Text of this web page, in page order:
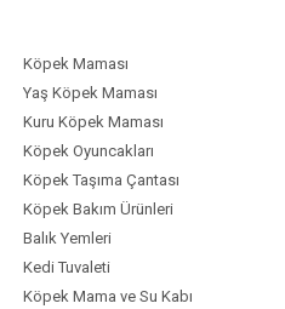
Köpek Maması
Yaş Köpek Maması
Kuru Köpek Maması
Köpek Oyuncakları
Köpek Taşıma Çantası
Köpek Bakım Ürünleri
Balık Yemleri
Kedi Tuvaleti
Köpek Mama ve Su Kabı